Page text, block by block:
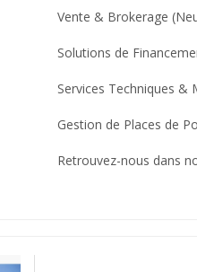
Vente & Brokerage
Solutions de
Services Techniques &
Gestion de Places de
Retrouvez-nous dans